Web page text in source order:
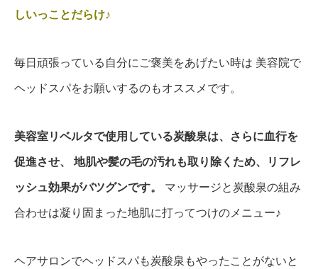
しいっことだらけ♪
毎日頑張っている自分にご褒美をあげたい時は 美容院で
ヘッドスパをお願いするのもオススメです。
美容室リベルタで使用している炭酸泉は、さらに血行を
促進させ、
地肌や髪の毛の汚れも取り除くため、リフレ
ッシュ効果がバツグンです。
マッサージと炭酸泉の組み
合わせは凝り固まった地肌に打ってつけのメニュー♪
ヘアサロンでヘッドスパも炭酸泉もやったことがないと